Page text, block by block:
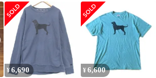
リント スウェット プル
オーバー パーカー グリ
ーン系 M【中古】
ャツ グレー系 メンズ
【XXXL】
¥6,690 ¥ 6,600